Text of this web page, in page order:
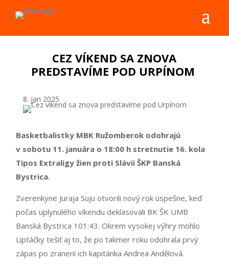
CEZ VÍKEND SA ZNOVA
PREDSTAVÍME POD URPÍNOM
8. jan 2025
Basketbalistky MBK Ružomberok odohrajú
v sobotu 11. januára o 18:00 h stretnutie 16. kola
Tipos Extraligy žien proti Slávii ŠKP Banská
Bystrica.
Zverenkyne Juraja Suju otvorili nový rok úspešne, keď
počas uplynulého víkendu deklasovali BK ŠK UMB
Banská Bystrica 101:43. Okrem vysokej výhry mohlo
Liptáčky tešiť aj to, že po takmer roku odohrala prvý
zápas po zranení ich kapitánka Andrea Andělová.